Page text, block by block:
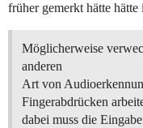
früher gemerkt hätte
Möglicherweise
anderen
Art von
Fingerabdrücken
dabei muss die